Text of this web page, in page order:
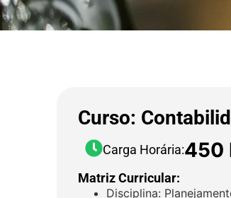
Curso:
Carga Horária:450
Matriz Curricular:
Disciplina: